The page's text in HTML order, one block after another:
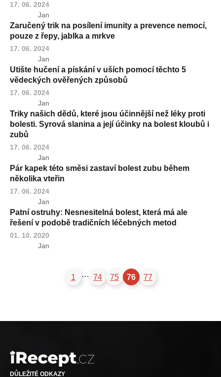
17. 06. 2024
Jan
Zaručený trik na posílení imunity a prevence nemocí,
pouze z řepy, jablka a mrkve
17. 06. 2024
Jan
Utište hučení a pískání v uších pomocí těchto 5
vědeckých ověřených způsobů
17. 06. 2024
Jan
Triky našich dědů, které jsou účinnější než léky proti
bolesti. Syrová slanina a její účinky na bolest kloubů i
zubů
17. 06. 2024
Jan
Pár kapek této směsi zastaví bolest zubu během
několika vteřin
17. 06. 2024
Jan
Patní ostruhy: Nesnesitelná bolest, která má ale
řešení v podobě tradičních léčebných metod
01. 10. 2020
Jan
1 … 74 75 76 77
DŮLEŽITÉ ODKAZY